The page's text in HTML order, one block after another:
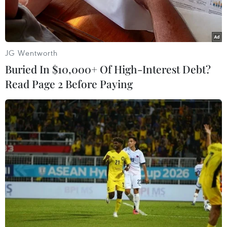
Thế hệ xuất chúng của bóng đá Việt Nam (Ảnh: Hoàng
Linh/TTXVN)
Trang tin thể thao quốc tế ESPN ngày 15/6 có bài
viết ca ngợi thế hệ xuất chúng của bóng đá Việt
Nam. Bài viết được đăng ngay trước trận đấu
JG Wentworth
Buried In $10,000+ Of High-Interest Debt?
Read Page 2 Before Paying